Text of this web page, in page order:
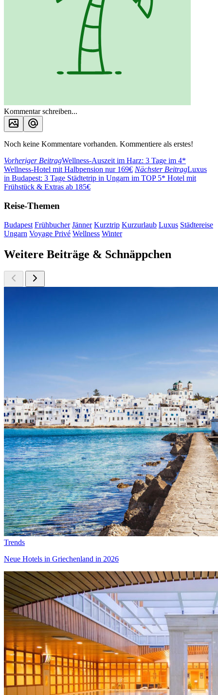
Kommentar schreiben...
Noch keine Kommentare vorhanden. Kommentiere als erstes!
Vorheriger BeitragWellness-Auszeit im Harz: 3 Tage im 4*
Wellness-Hotel mit Halbpension nur 169€ Nächster BeitragLuxus
in Budapest: 3 Tage Städtetrip in Ungarn im TOP 5* Hotel mit
Frühstück & Extras ab 185€
Reise-Themen
Budapest Frühbucher Jänner Kurztrip Kurzurlaub Luxus Städtereise
Ungarn Voyage Privé Wellness Winter
Weitere Beiträge & Schnäppchen
Trends
Neue Hotels in Griechenland in 2026